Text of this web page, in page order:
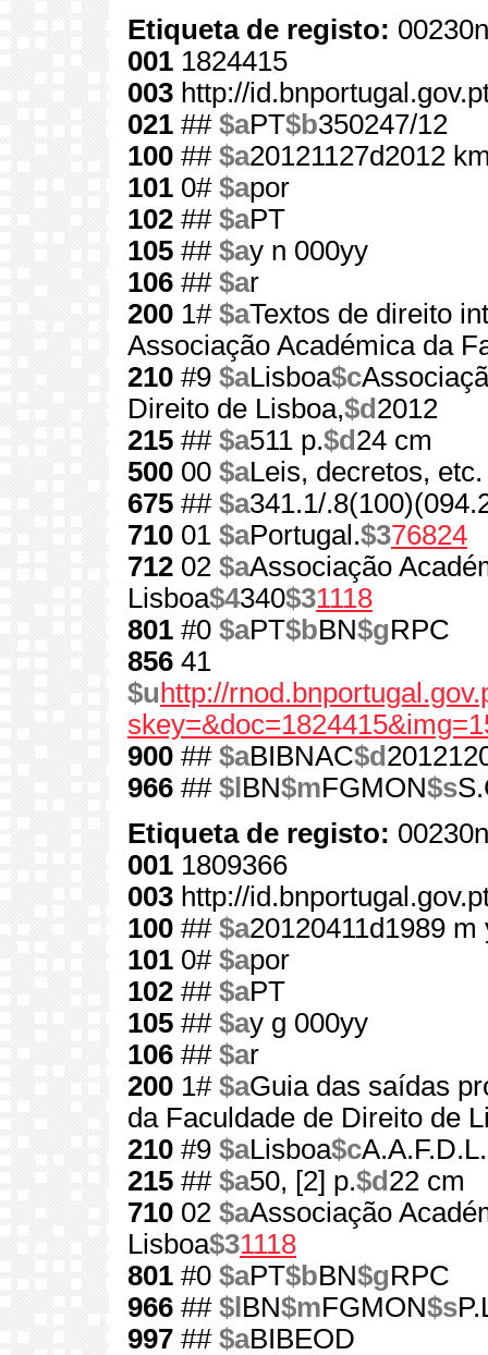
Etiqueta de registo:
001 1824415
003 http://
021 ## $aPT$b350247/12
100 ## $a20121127d2012
101 0# $apor
102 ## $aPT
105 ## $ay n 000yy
106 ## $ar
200 1# $aTextos de direito
Associação Académica da
210 #9 $aLisboa$c
Direito de Lisboa,$d 2012
215 ## $a511 p.$d 24 cm
500 00 $aLeis, decretos, etc.
675 ## $a341.1/
710 01 $aPortugal.$376824
712 02 $aAssociação
Lisboa$4340$31118
801 #0 $aPT$bBN$gRPC
856 41
$u http://
900 ## $aBIBNAC$d
966 ## $l BN$mFGMON$s
Etiqueta de registo:
001 1809366
003 http://
100 ## $a20120411d1989
101 0# $apor
102 ## $aPT
105 ## $ay g 000yy
106 ## $ar
200 1# $aGuia das saídas
da Faculdade de Direito de
210 #9 $aLisboa$c
215 ## $a50, [2] p.$d 22 cm
710 02 $aAssociação
Lisboa$31118
801 #0 $aPT$bBN$gRPC
966 ## $l BN$mFGMON$s
997 ## $aBIBEOD